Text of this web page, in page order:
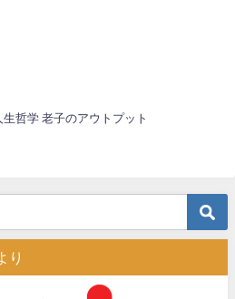
哲学 老子のアウトプット
り